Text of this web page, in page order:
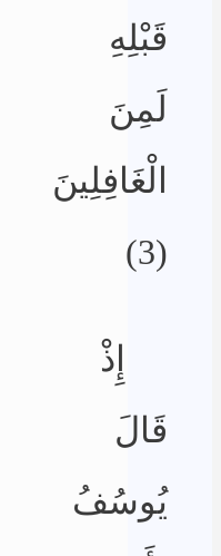
قَبْلِهِ
لَمِنَ
الْغَافِلِينَ
(3)
إِذْ
قَالَ
يُوسُفُ